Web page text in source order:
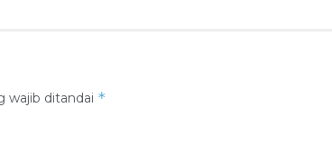
wajib ditandai *